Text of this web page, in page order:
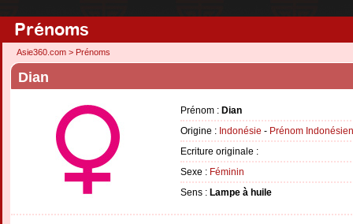
Prénoms
Asie360.com > Prénoms
Dian
Prénom : Dian
Origine : Indonésie - Prénom Indonésien
Ecriture originale :
Sexe : Féminin
Sens : Lampe à huile